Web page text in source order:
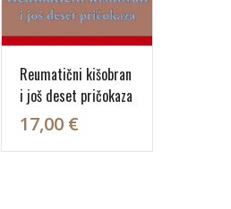
Reumatični kišobran
i još deset pričokaza
17,00 €